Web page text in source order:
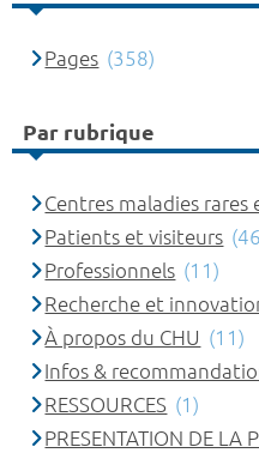
Pages (358)
Par rubrique
Centres maladies
Patients et visiteurs
Professionnels (11)
Recherche et
À propos du CHU (11)
Infos &
RESSOURCES (1)
PRESENTATION DE LA